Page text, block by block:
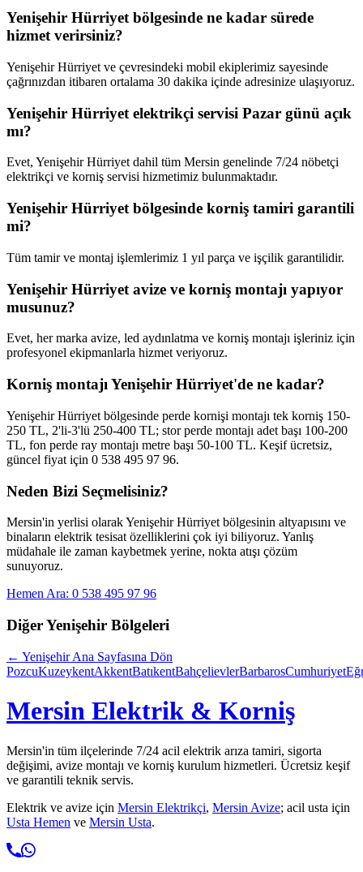
Yenişehir Hürriyet bölgesinde ne kadar sürede
hizmet verirsiniz?
Yenişehir Hürriyet ve çevresindeki mobil ekiplerimiz sayesinde
çağrınızdan itibaren ortalama 30 dakika içinde adresinize ulaşıyoruz.
Yenişehir Hürriyet elektrikçi servisi Pazar günü açık
mı?
Evet, Yenişehir Hürriyet dahil tüm Mersin genelinde 7/24 nöbetçi
elektrikçi ve korniş servisi hizmetimiz bulunmaktadır.
Yenişehir Hürriyet bölgesinde korniş tamiri garantili
mi?
Tüm tamir ve montaj işlemlerimiz 1 yıl parça ve işçilik garantilidir.
Yenişehir Hürriyet avize ve korniş montajı yapıyor
musunuz?
Evet, her marka avize, led aydınlatma ve korniş montajı işleriniz için
profesyonel ekipmanlarla hizmet veriyoruz.
Korniş montajı Yenişehir Hürriyet'de ne kadar?
Yenişehir Hürriyet bölgesinde perde kornişi montajı tek korniş 150-
250 TL, 2'li-3'lü 250-400 TL; stor perde montajı adet başı 100-200
TL, fon perde ray montajı metre başı 50-100 TL. Keşif ücretsiz,
güncel fiyat için 0 538 495 97 96.
Neden Bizi Seçmelisiniz?
Mersin'in yerlisi olarakYenişehir Hürriyet bölgesinin altyapısını ve
binaların elektrik tesisat özelliklerini çok iyi biliyoruz. Yanlış
müdahale ile zaman kaybetmek yerine, nokta atışı çözüm
sunuyoruz.
Hemen Ara: 0 538 495 97 96
DiğerYenişehir Bölgeleri
← YenişehirAna Sayfasına Dön
PozcuKuzeykentAkkentBatıkentBahçelievlerBarbarosCumhuriyet
Mersin Elektrik & Korniş
Mersin'in tüm ilçelerinde 7/24 acil elektrik arıza tamiri, sigorta
değişimi, avize montajı ve korniş kurulum hizmetleri. Ücretsiz keşif
ve garantili teknik servis.
Elektrik ve avize için Mersin Elektrikçi, Mersin Avize; acil usta için
Usta Hemen ve Mersin Usta.